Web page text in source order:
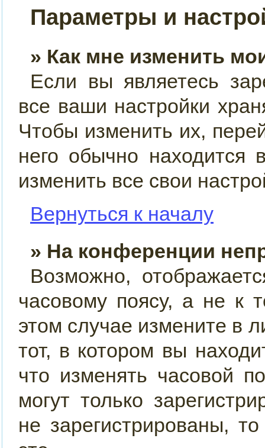
Параметры и
» Как мне изменить
Если вы являетесь
все ваши настройки
Чтобы изменить их,
него обычно
изменить все свои
Вернуться к началу
» На конференции
Возможно,
часовому поясу, а не к
этом случае измените в
тот, в котором вы
что изменять часовой
могут только
не зарегистрированы,